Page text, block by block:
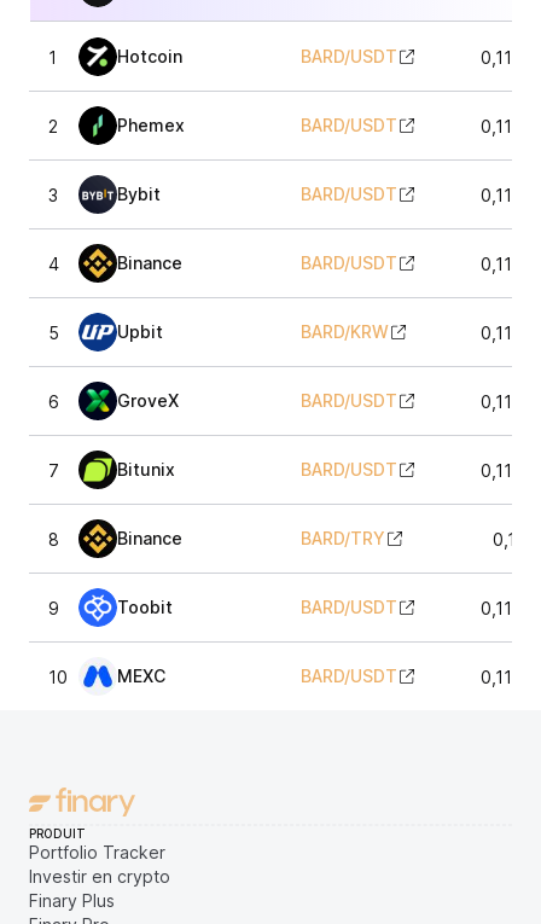
1 Hotcoin BARD/USDT
2 Phemex BARD/USDT
3 Bybit BARD/USDT
4 Binance BARD/USDT
5 Upbit BARD/KRW
6 GroveX BARD/USDT
7 Bitunix BARD/USDT
8 Binance BARD/TRY
9 Toobit BARD/USDT
10 MEXC BARD/USDT
PRODUIT
Portfolio Tracker
Investir en crypto
Finary Plus